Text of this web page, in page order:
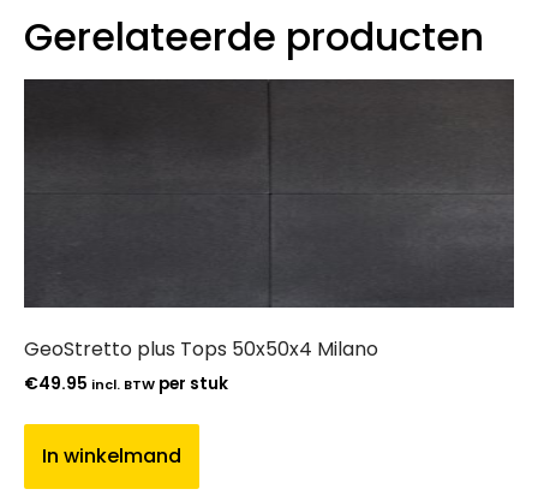
Gerelateerde producten
GeoStretto plus Tops 50x50x4 Milano
€49.95 incl. BTW per stuk
In winkelmand